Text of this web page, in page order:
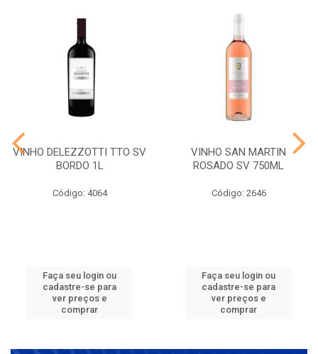
VINHO DELEZZOTTI TTO SV
BORDO 1L
Código: 4064
Faça seu login ou
cadastre-se para
ver preços e
comprar
VINHO SAN MARTIN
ROSADO SV 750ML
Código: 2646
Faça seu login ou
cadastre-se para
ver preços e
comprar